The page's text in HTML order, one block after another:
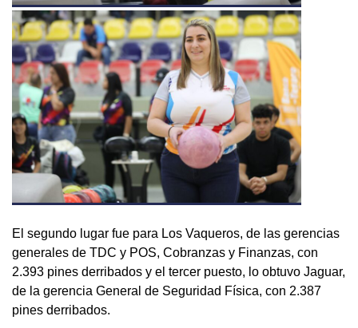
El segundo lugar fue para Los Vaqueros, de las gerencias
generales de TDC y POS, Cobranzas y Finanzas, con
2.393 pines derribados y el tercer puesto, lo obtuvo Jaguar,
de la gerencia General de Seguridad Física, con 2.387
pines derribados.